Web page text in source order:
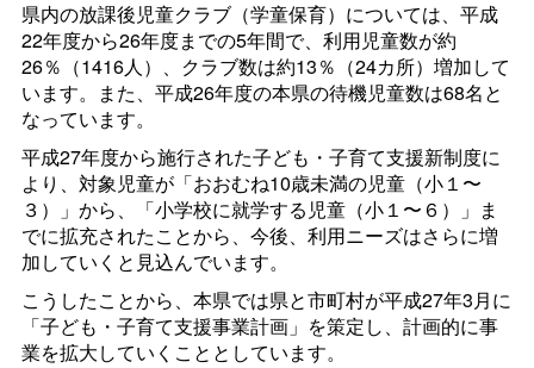
県内の放課後児童クラブ（学童保育）については、平成
22年度から26年度までの5年間で、利用児童数が約
26％（1416人）、クラブ数は約13％（24カ所）増加して
います。また、平成26年度の本県の待機児童数は68名と
なっています。
平成27年度から施行された子ども・子育て支援新制度に
より、対象児童が「おおむね10歳未満の児童（小１〜
３）」から、「小学校に就学する児童（小１〜６）」ま
でに拡充されたことから、今後、利用ニーズはさらに増
加していくと見込んでいます。
こうしたことから、本県では県と市町村が平成27年3月に
「子ども・子育て支援事業計画」を策定し、計画的に事
業を拡大していくこととしています。